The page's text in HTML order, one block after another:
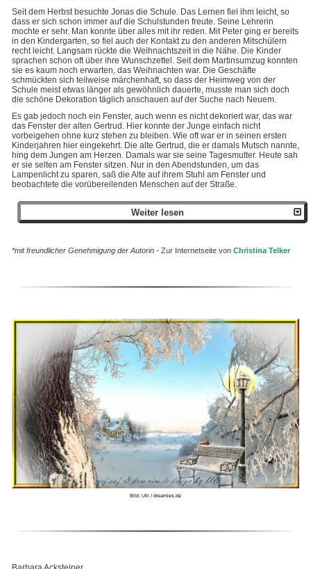
Seit dem Herbst besuchte Jonas die Schule. Das Lernen fiel ihm leicht, so
dass er sich schon immer auf die Schulstunden freute. Seine Lehrerin
mochte er sehr. Man konnte über alles mit ihr reden. Mit Peter ging er bereits
in den Kindergarten, so fiel auch der Kontakt zu den anderen Mitschülern
recht leicht. Langsam rückte die Weihnachtszeit in die Nähe. Die Kinder
sprachen schon oft über ihre Wunschzettel. Seit dem Martinsumzug konnten
sie es kaum noch erwarten, das Weihnachten war. Die Geschäfte
schmückten sich teilweise märchenhaft, so dass der Heimweg von der
Schule meist etwas länger als gewöhnlich dauerte, musste man sich doch
die schöne Dekoration täglich anschauen auf der Suche nach Neuem.
Es gab jedoch noch ein Fenster, auch wenn es nicht dekoriert war, das war
das Fenster der alten Gertrud. Hier konnte der Junge einfach nicht
vorbeigehen ohne kurz stehen zu bleiben. Wie oft war er in seinen ersten
Kinderjahren hier eingekehrt. Die alte Gertrud, die er damals Mutsch nannte,
hing dem Jungen am Herzen. Damals war sie seine Tagesmutter. Heute sah
er sie selten am Fenster sitzen. Nur in den Abendstunden, um das
Lampenlicht zu sparen, saß die Alte auf ihrem Stuhl am Fenster und
beobachtete die vorübereilenden Menschen auf der Straße.
Weiter lesen
*mit freundlicher Genehmigung der Autorin - Zur Internetseite von Christina Telker
Bild: Ulli / dreamies.de